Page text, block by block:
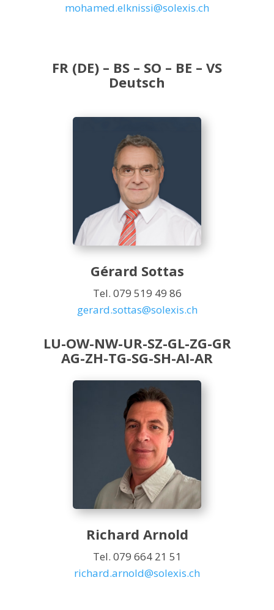
mohamed.elknissi@solexis.ch
FR (DE) – BS – SO – BE – VS
Deutsch
Gérard Sottas
Tel. 079 519 49 86
gerard.sottas@solexis.ch
LU-OW-NW-UR-SZ-GL-ZG-GR
AG-ZH-TG-SG-SH-AI-AR
Richard Arnold
Tel. 079 664 21 51
richard.arnold@solexis.ch